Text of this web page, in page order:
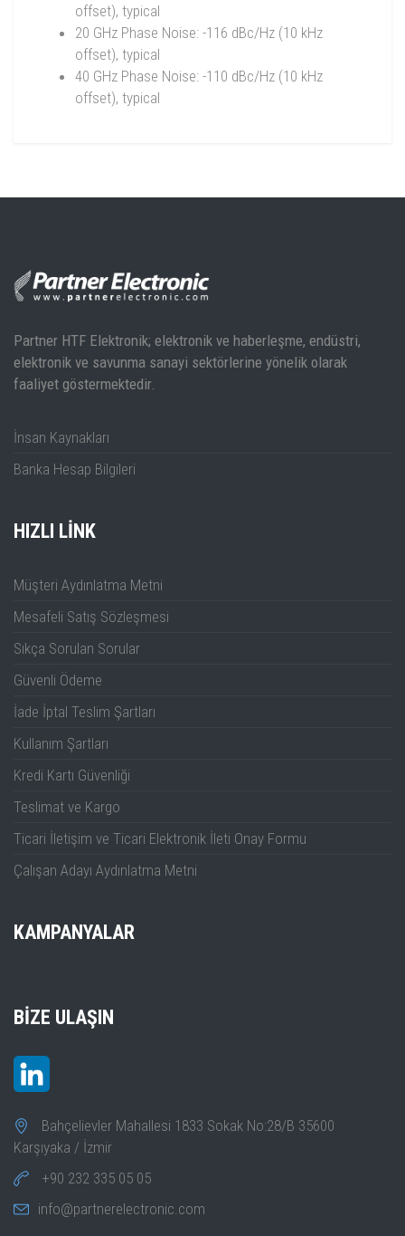
offset), typical
20 GHz Phase Noise: -116 dBc/Hz (10 kHz
offset), typical
40 GHz Phase Noise: -110 dBc/Hz (10 kHz
offset), typical
Holzworth RF Synthesizer Seçim Kılavuzu
Partner HTF Elektronik; elektronik ve haberleşme, endüstri,
elektronik ve savunma sanayi sektörlerine yönelik olarak
faaliyet göstermektedir.
İnsan Kaynakları
Banka Hesap Bilgileri
HIZLI LINK
Müşteri Aydınlatma Metni
Mesafeli Satış Sözleşmesi
Sıkça Sorulan Sorular
Güvenli Ödeme
İade İptal Teslim Şartları
Kullanım Şartları
Kredi Kartı Güvenliği
Teslimat ve Kargo
Ticari İletişim ve Ticari Elektronik İleti Onay Formu
Çalışan Adayı Aydınlatma Metni
KAMPANYALAR
BIZE ULAŞIN
Bahçelievler Mahallesi 1833 Sokak No:28/B 35600
Karşıyaka / İzmir
+90 232 335 05 05
info@partnerelectronic.com